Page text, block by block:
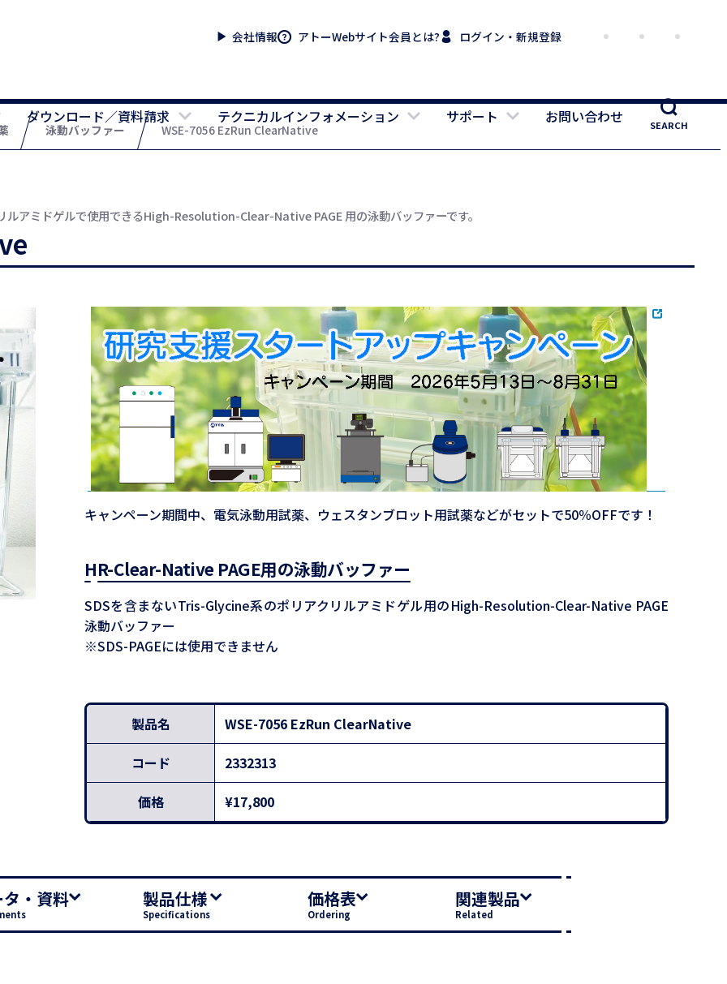
会社情報 アトーWebサイト会員とは? ログイン・新規登録
ダウンロード／資料請求 テクニカルインフォメーション サポート お問い合わせ SEARCH
泳動バッファー WSE-7056 EzRun ClearNative
アミドゲルで使用できるHigh-Resolution-Clear-Native PAGE 用の泳動バッファーです。
キャンペーン期間中、電気泳動用試薬、ウェスタンブロット用試薬などがセットで50％OFFです！
HR-Clear-Native PAGE用の泳動バッファー
SDSを含まないTris-Glycine系のポリアクリルアミドゲル用のHigh-Resolution-Clear-Native PAGE
泳動バッファー
※SDS-PAGEには使用できません
製品名
WSE-7056 EzRun ClearNative
コード
2332313
価格
¥17,800
・資料 製品仕様
Specifications
価格表
Ordering
関連製品
Related